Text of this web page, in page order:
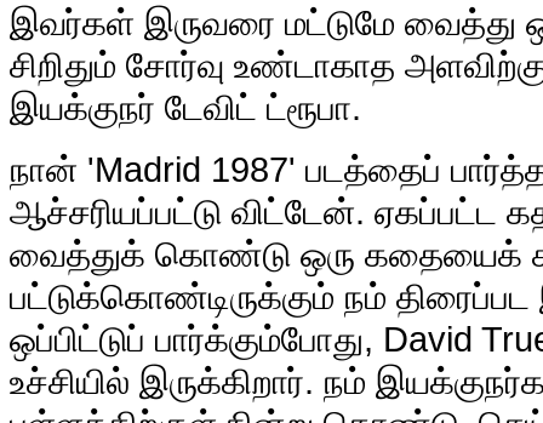
இவர்கள் இருவரை மட்டுமே வைத்து
சிறிதும் சோர்வு உண்டாகாத
இயக்குநர் டேவிட் ட்ரூபா.
நான் 'Madrid 1987' படத்தைப்
ஆச்சரியப்பட்டு விட்டேன். ஏகப்பட்ட
வைத்துக் கொண்டு ஒரு கதையைக்
பட்டுக்கொண்டிருக்கும் நம்
ஒப்பிட்டுப் பார்க்கும்போது, David
உச்சியில் இருக்கிறார். நம்